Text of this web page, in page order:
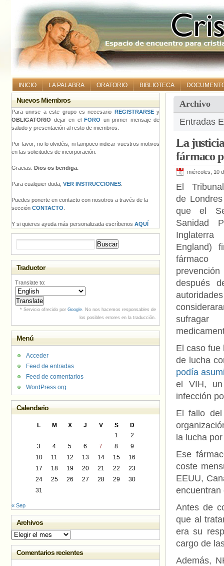
INICIO LA PALABRA ORATORIO BIBLIOTECA
Archivo
Entradas
La
fármaco
miércoles, 10
El
de
que el
Sanidad
England)
después
El caso fue
de lucha
podía
el VIH, un
infección
El fallo
la lucha
Ese
coste
EEUU,
encuentran
Antes de
que al
era su
cargo de
Además,
Nuevos Miembros
Para unirse a este grupo es necesario REGISTRARSEy
OBLIGATORIO dejar en el FORO un primer mensaje de
saludo y presentación al resto de miembros.
Por favor, no lo olvidéis, ni tampoco indicar vuestros motivos
en las solicitudes de incorporación.
Gracias. Dios os bendiga.
Para cualquier duda, VER INSTRUCCIONES
Puedes ponerte en contacto con nosotros a través de la
sección CONTACTO
Y si quieres ayuda más personalizada escríbenos AQUÍ
Traductor
Translate to:
* Servicio ofrecido por Google. No nos hacemos responsables de
los posibles errores en la traducción.
Menú
Acceder
Feed de entradas
Feed de comentarios
WordPress.org
Calendario
L M X J V S
D
1
2
3
4 5 6 7 8
9
10
11 12 13 14 15
16
17
18 19 20 21 22
23
24
25 26 27 28 29
30
31
« Sep
Archivos
Archivos
Comentarios recientes